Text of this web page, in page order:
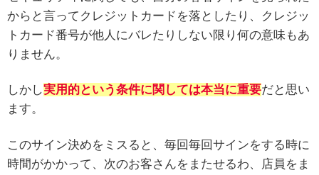
からと言ってクレジットカードを落としたり、クレジッ
トカード番号が他人にバレたりしない限り何の意味もあ
りません。
しかし実用的という条件に関しては本当に重要だと思い
ます。
このサイン決めをミスると、毎回毎回サインをする時に
時間がかかって、次のお客さんをまたせるわ、店員をま